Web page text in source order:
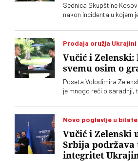
Sednica Skupštine
nakon incidenta u kojem
premijera Aljbina Kurtija
Prodaja oružja Ukrajini
Vučić i Zelenski:
svemu osim o
Poseta Volodimira
je mnogo reči o saradnji,
ostala gotovo netaknuta
preko posrednika stiže u
iako je jasno da obojica
Novo poglavlje u
Vučić i Zelenski
Srbija
integritet